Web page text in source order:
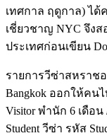
เทศกาล ฤดูกาล) ไ
เชี่ยวชาญ NYC จึงส
ประเทศก่อนเขียน
รายการวีซ่าสหราชอ
Bangkok ออกให้คนไ
Visitor พำนัก 6 เดือน
Student วีซ่า รหัส